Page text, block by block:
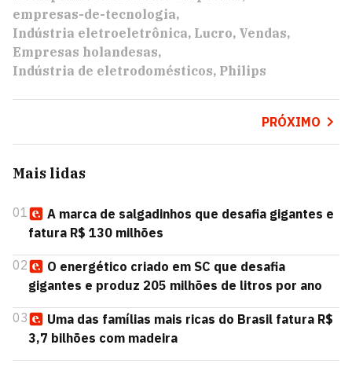
empresas-de-tecnologia
Indústria eletroeletrônica Lucro Vendas
Empresas holandesas
Indústria de eletrodomésticos Philips
PRÓXIMO
Mais lidas
01
A marca de salgadinhos que desafia gigantes e
fatura R$ 130 milhões
02
O energético criado em SC que desafia
gigantes e produz 205 milhões de litros por ano
03
Uma das famílias mais ricas do Brasil fatura R$
3,7 bilhões com madeira